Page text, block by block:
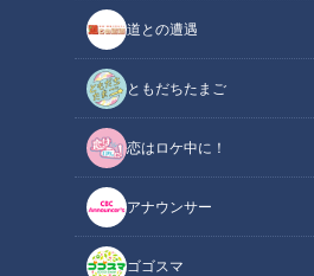
道との遭遇
ともだちたまご
恋はロケ中に！
アナウンサー
ゴゴスマ
【1999年3月3日初回放送】
舞台はとある取調室。峰岸徹さん演
思われる男を演じる鶴瓶さんが入室
「鬼刑事」の設定はいったんなしに
すが、気が付けば…？その圧倒的な
劇中に本音を漏らしちゃう？鶴瓶さ